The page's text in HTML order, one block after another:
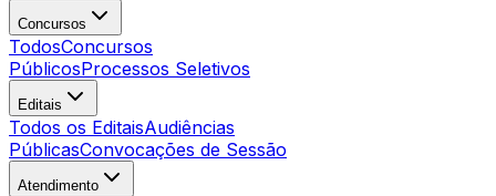
Concursos
TodosConcursos
PúblicosProcessos Seletivos
Editais
Todos os EditaisAudiências
PúblicasConvocações de Sessão
Atendimento